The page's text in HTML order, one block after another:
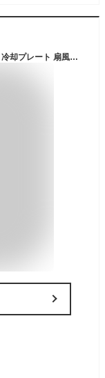
★宅配便送料無料★【ハンディファン 2024 冷却 冷却プレート 扇風機 冷却プレート付きハンディファン 冷却プレート付き扇風機 スマホスタンド スタンド付き ハンディーファン ハンディクーラー ネッククーラー 】冷却プレート付き COLD COMPRESS FAN オシャファン1